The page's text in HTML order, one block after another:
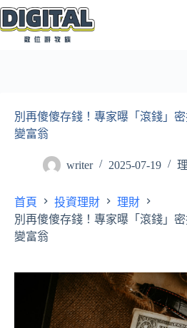
跳
至
別再傻傻存錢！專家曝「滾錢」
變富翁
writer 2025-07-19
首頁 投資理財
理財
別再傻傻存錢！專家曝「滾錢」
變富翁